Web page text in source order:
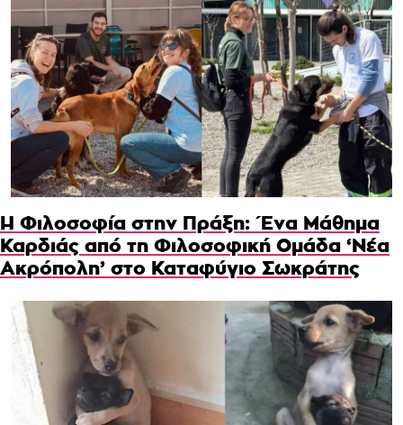
Η Φιλοσοφία στην Πράξη: Ένα Μάθημα
Καρδιάς από τη Φιλοσοφική Ομάδα ‘Νέα
Ακρόπολη’ στο Καταφύγιο Σωκράτης